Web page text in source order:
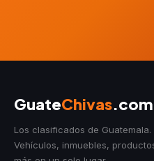
GuateChivas.com
Los clasificados de Guatemala.
Vehículos, inmuebles,